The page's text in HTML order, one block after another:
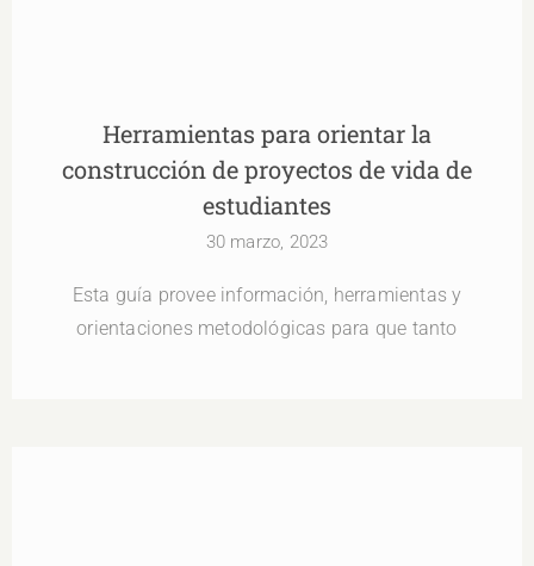
Herramientas para orientar la
construcción de proyectos de vida de
estudiantes
30 marzo, 2023
Esta guía provee información, herramientas y
orientaciones metodológicas para que tanto